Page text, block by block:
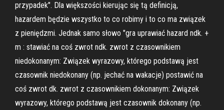
przypadek". Dla większości kierując się tą definicją,
hazardem będzie wszystko to co robimy i to co ma związek
z pieniędzmi. Jednak samo słowo "gra uprawiać hazard ndk. +
m : stawiać na coś zwrot ndk. zwrot z czasownikiem
niedokonanym: Związek wyrazowy, którego podstawą jest
czasownik niedokonany (np. jechać na wakacje) postawić na
coś zwrot dk. zwrot z czasownikiem dokonanym: Związek
wyrazowy, którego podstawą jest czasownik dokonany (np.